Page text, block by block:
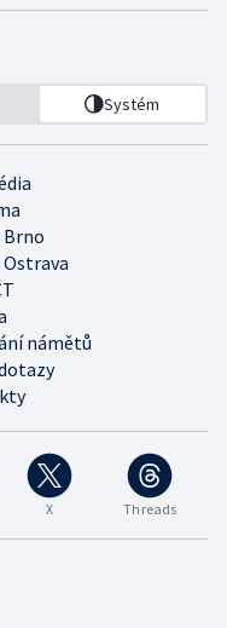
Systém
námětů
X Threads